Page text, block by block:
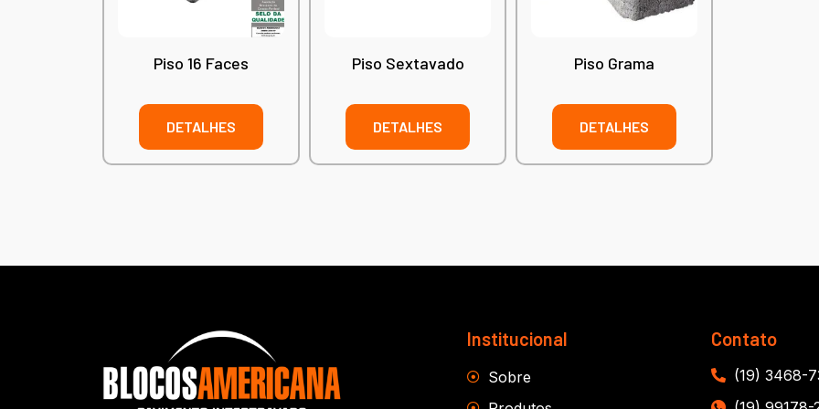
Piso 16 Faces
DETALHES
Piso Sextavado
DETALHES
Piso Grama
DETALHES
Institucional
Sobre
Contato
(19) 3468-